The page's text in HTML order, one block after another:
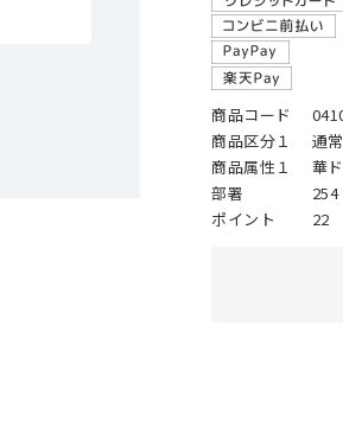
商品コード
商品区分１
通常
商品属性１
華
部署
254
ポイント
22